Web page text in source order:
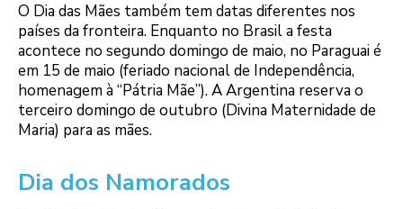
O Dia das Mães também tem datas diferentes nos
países da fronteira. Enquanto no Brasil a festa
acontece no segundo domingo de maio, no Paraguai é
em 15 de maio (feriado nacional de Independência,
homenagem à “Pátria Mãe”). A Argentina reserva o
terceiro domingo de outubro (Divina Maternidade de
Maria) para as mães.
Dia dos Namorados